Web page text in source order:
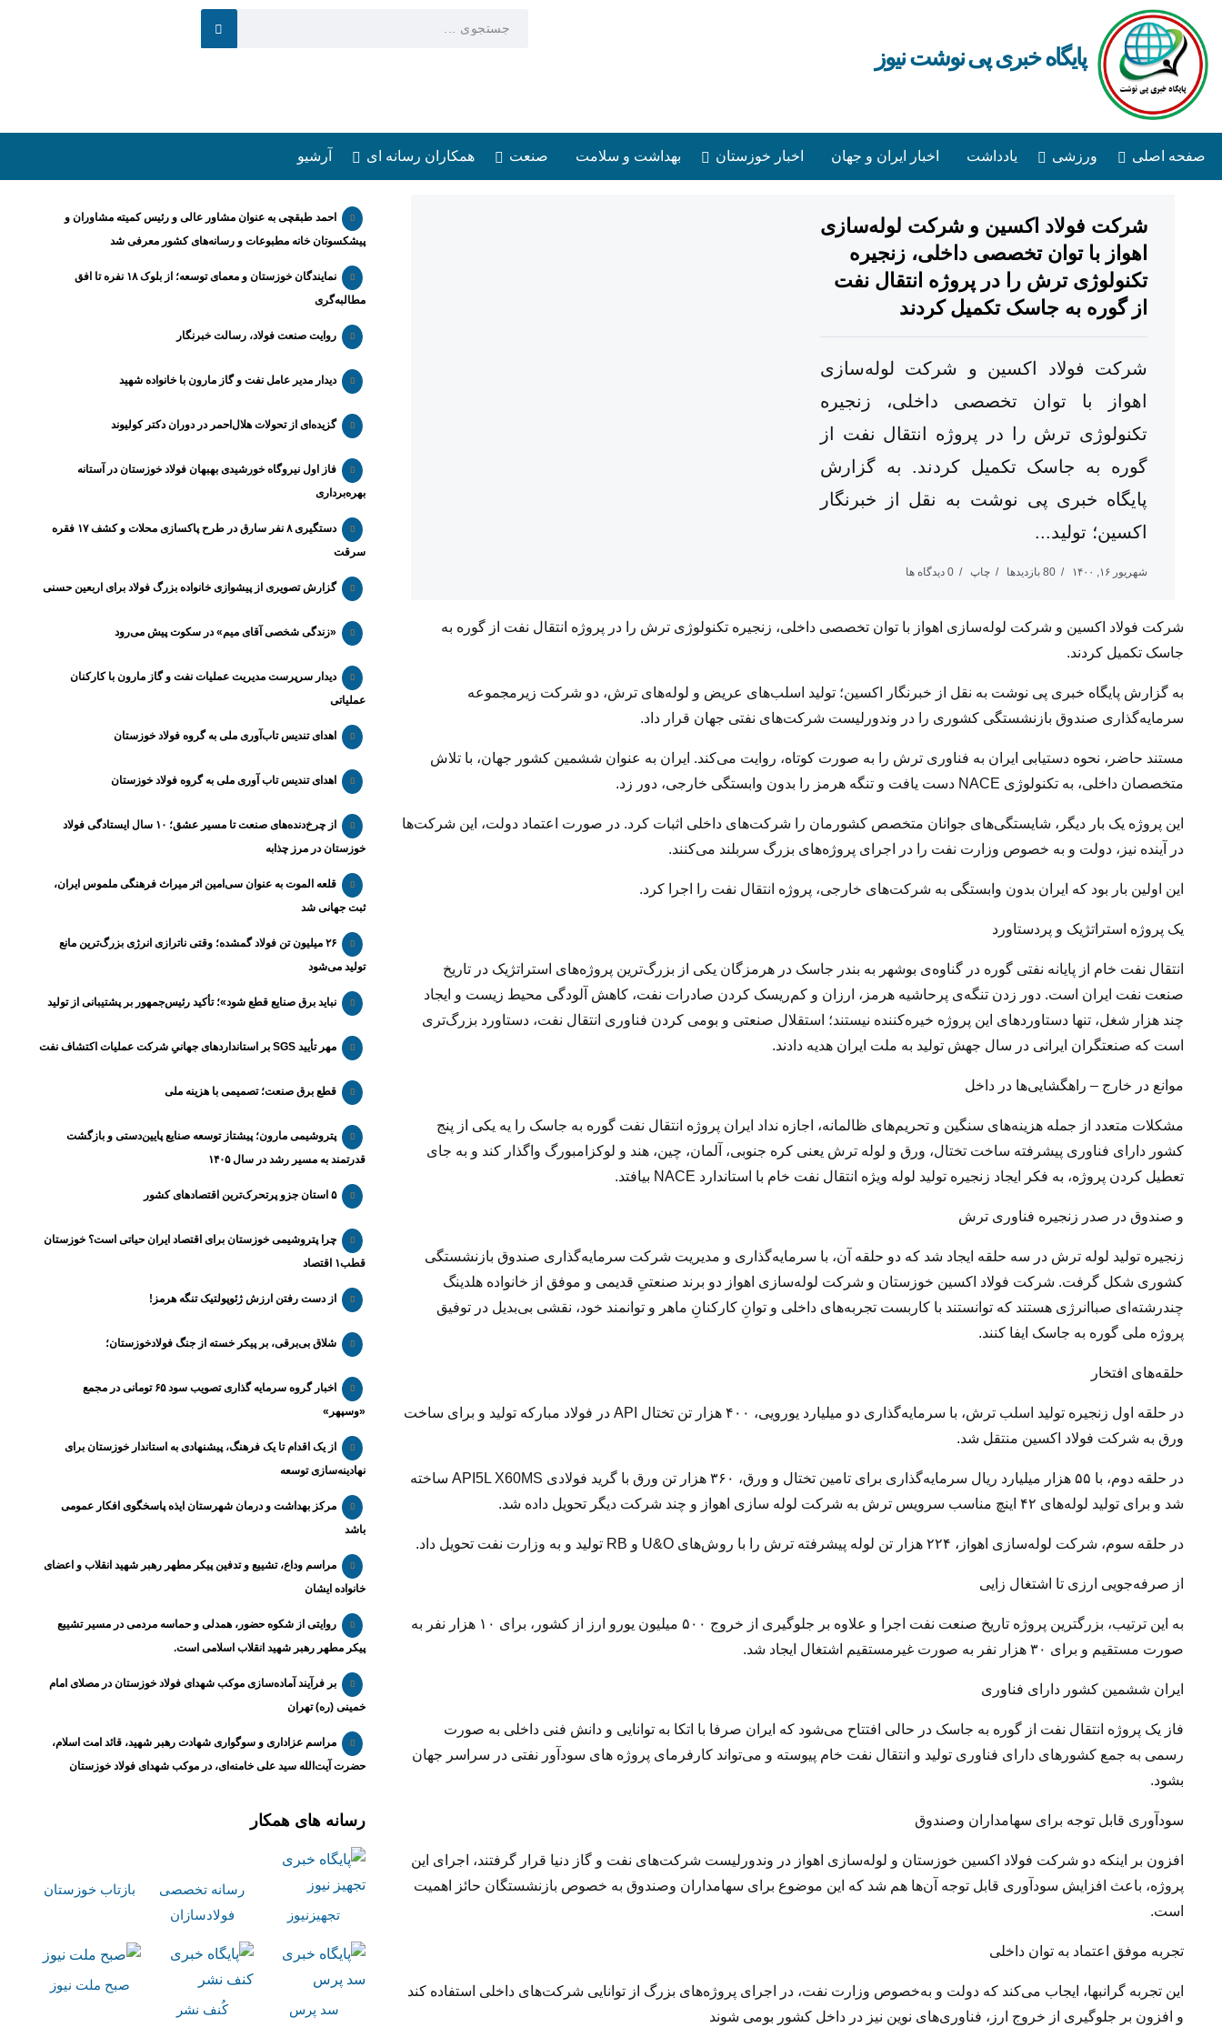
پایگاه خبری پی نوشت نیوز
صفحه اصلی ورزشی یادداشت اخبار ایران و جهان اخبار خوزستان بهداشت و سلامت صنعت همکاران رسانه ای آرشیو
شرکت فولاد اکسین و شرکت لوله‌سازی
اهواز با توان تخصصی داخلی، زنجیره
تکنولوژی ترش را در پروژه انتقال نفت
از گوره به جاسک‌ تکمیل کردند
شرکت فولاد اکسین و شرکت لوله‌سازی
اهواز با توان تخصصی داخلی، زنجیره
تکنولوژی ترش را در پروژه انتقال نفت از
گوره به جاسک‌ تکمیل کردند. به گزارش
پایگاه خبری پی نوشت به نقل از خبرنگار
اکسین؛ تولید...
شهریور ۱۶, ۱۴۰۰ 80 بازدیدها چاپ 0 دیدگاه ها
شرکت فولاد اکسین و شرکت لوله‌سازی اهواز با توان تخصصی داخلی، زنجیره تکنولوژی ترش را در پروژه انتقال نفت از گوره به
جاسک‌ تکمیل کردند.
به گزارش پایگاه خبری پی نوشت به نقل از خبرنگار اکسین؛ تولید اسلب‌های عریض و لوله‌های ترش، دو شرکت زیرمجموعه
سرمایه‌گذاری صندوق بازنشستگی کشوری را در وندورلیست شرکت‌های نفتی جهان قرار داد.
مستند حاضر، نحوه دستیابی ایران به فناوری ترش را به صورت کوتاه، روایت می‌کند. ایران به عنوان ششمین کشور جهان، با تلاش
متخصصان داخلی، به تکنولوژی NACE دست یافت و تنگه هرمز را بدون وابستگی خارجی، دور زد.
این پروژه یک بار دیگر، شایستگی‌های جوانان متخصص کشورمان را شرکت‌های داخلی اثبات کرد. در صورت اعتماد دولت، این شرکت‌ها
در آینده نیز، دولت و به خصوص وزارت نفت را در اجرای پروژه‌های بزرگ سربلند می‌کنند.
این اولین بار بود که ایران بدون وابستگی به شرکت‌های خارجی، پروژه انتقال نفت را اجرا کرد.
یک پروژه استراتژیک و پردستاورد
انتقال نفت خام از پایانه نفتی گوره در گناوه‌ی بوشهر به بندر جاسک در هرمزگان یکی از بزرگ‌ترین پروژه‌های استراتژیک در تاریخ
صنعت نفت ایران است. دور زدن تنگه‌ی پرحاشیه هرمز، ارزان و کم‌ریسک کردن صادرات نفت، کاهش آلودگی محیط زیست و ایجاد
چند هزار شغل، تنها دستاوردهای این پروژه خیره‌کننده نیستند؛ استقلال صنعتی و بومی کردن فناوری انتقال نفت، دستاورد بزرگ‌تری
است که صنعتگران ایرانی در سال جهش تولید به ملت ایران هدیه دادند.
موانع در خارج – راهگشایی‌ها در داخل
مشکلات متعدد از جمله هزینه‌های سنگین و تحریم‌های ظالمانه، اجازه نداد ایران پروژه انتقال نفت گوره به جاسک را یه یکی از پنج
کشور دارای فناوری پیشرفته ساخت تختال، ورق و لوله ترش یعنی کره جنوبی، آلمان، چین، هند و لوکزامبورگ واگذار کند و به جای
تعطیل کردن پروژه، به فکر ایجاد زنجیره تولید لوله ویژه انتقال نفت خام با استاندارد NACE بیافتد.
و صندوق در صدر زنجیره فناوری ترش
زنجیره تولید لوله ترش در سه حلقه ایجاد شد که دو حلقه آن، با سرمایه‌گذاری و مدیریت شرکت سرمایه‌گذاری صندوق بازنشستگی
کشوری شکل گرفت. شرکت فولاد اکسین خوزستان و شرکت لوله‌سازی اهواز دو برند صنعتیِ قدیمی و موفق از خانواده هلدینگ
چندرشته‌ای صباانرژی هستند که توانستند با کاربست تجربه‌های داخلی و توانِ کارکنانِ ماهر و توانمند خود، نقشی بی‌بدیل در توفیق
پروژه ملی گوره به جاسک ایفا کنند.
حلقه‌های افتخار
در حلقه اول زنجیره تولید اسلب ترش، با سرمایه‌گذاری دو میلیارد یورویی، ۴۰۰ هزار تن تختال API در فولاد مبارکه تولید و برای ساخت
ورق به شرکت فولاد اکسین منتقل شد.
در حلقه دوم، با ۵۵ هزار میلیارد ریال سرمایه‌گذاری برای تامین تختال و ورق، ۳۶۰ هزار تن ورق با گرید فولادی API5L X60MS ساخته
شد و برای تولید لوله‌های ۴۲ اینچ مناسب سرویس ترش به شرکت لوله سازی اهواز و چند شرکت دیگر تحویل داده شد.
در حلقه سوم، شرکت لوله‌سازی اهواز، ۲۲۴ هزار تن لوله پیشرفته ترش را با روش‌های U&O و RB تولید و به وزارت نفت تحویل داد.
از صرفه‌جویی ارزی تا اشتغال زایی
به این ترتیب، بزرگترین پروژه تاریخ صنعت نفت اجرا و علاوه بر جلوگیری از خروج ۵۰۰ میلیون یورو ارز از کشور، برای ۱۰ هزار نفر به
صورت مستقیم و برای ۳۰ هزار نفر به صورت غیرمستقیم اشتغال‌ ایجاد شد.
ایران ششمین کشور دارای فناوری
فاز یک پروژه انتقال نفت از گوره به جاسک در حالی افتتاح می‌شود که ایران صرفا با اتکا به توانایی و دانش فنی داخلی به صورت
رسمی به جمع کشورهای دارای فناوری تولید و انتقال نفت خام پیوسته و می‌تواند کارفرمای پروژه های سودآور نفتی در سراسر جهان
بشود.
سودآوری قابل توجه برای سهامداران وصندوق
افزون بر اینکه دو شرکت فولاد اکسین خوزستان و لوله‌سازی اهواز در وندورلیست شرکت‌های نفت و گاز دنیا قرار گرفتند، اجرای این
پروژه، باعث افزایش سودآوری قابل توجه آن‌ها هم شد که این موضوع برای سهامداران وصندوق به خصوص بازنشستگان حائز اهمیت
است.
تجربه‌ موفق اعتماد به توان داخلی
این تجربه گرانبها، ایجاب می‌کند که دولت و به‌خصوص وزارت نفت، در اجرای پروژه‌های بزرگ از توانایی شرکت‌های داخلی استفاده کند
و افزون بر جلوگیری از خروج ارز، فناوری‌های نوین نیز در داخل کشور بومی شوند
احمد طبقچی به عنوان مشاور عالی و رئیس کمیته مشاوران و
پیشکسوتان خانه مطبوعات و رسانه‌های کشور معرفی شد
نمایندگان خوزستان و معمای توسعه؛ از بلوک ۱۸ نفره تا افق
مطالبه‌گری
روایت صنعت فولاد،‌ رسالت خبرنگار
دیدار مدیر عامل نفت و گاز مارون با خانواده شهید
گزیده‌ای از تحولات هلال‌احمر در دوران دکتر کولیوند
فاز اول نیروگاه خورشیدی بهبهان فولاد خوزستان در آستانه
بهره‌برداری
دستگیری ۸ نفر سارق در طرح پاکسازی محلات و کشف ۱۷ فقره
سرقت
گزارش تصویری از پیشوازی خانواده بزرگ فولاد برای اربعین حسنی
«زندگی شخصی آقای میم» در سکوت پیش می‌رود
دیدار سرپرست مدیریت عملیات نفت و گاز مارون با کارکنان
عملیاتی
اهدای تندیس تاب‌آوری ملی به گروه فولاد خوزستان
اهدای تندیس تاب آوری ملی به گروه فولاد خوزستان
از چرخ‌دنده‌های صنعت تا مسیر عشق؛ ۱۰ سال ایستادگی فولاد
خوزستان در مرز چذابه
قلعه الموت به عنوان سی‌امین اثر میراث‌ فرهنگی ملموس ایران،
ثبت جهانی شد
۲۶ میلیون تن فولاد گمشده؛ وقتی ناترازی انرژی بزرگ‌ترین مانع
تولید می‌شود
نباید برق صنایع قطع شود»؛ تأکید رئیس‌جمهور بر پشتیبانی از تولید
مهر تأیید SGS بر استانداردهای جهانیِ شرکت عملیات اکتشاف نفت
قطع برق صنعت؛ تصمیمی با هزینه ملی
پتروشیمی مارون؛ پیشتاز توسعه صنایع پایین‌دستی و بازگشت
قدرتمند به مسیر رشد در سال ۱۴۰۵
۵ استان جزو پرتحرک‌ترین اقتصاد‌های کشور
چرا پتروشیمی خوزستان برای اقتصاد ایران حیاتی است؟ خوزستان
قطب۱ اقتصاد
از دست رفتن ارزش ژئوپولتیک تنگه هرمز!
شلاق‌ بی‌برقی، بر پیکر خسته‌ از جنگ فولادخوزستان؛
اخبار گروه سرمایه گذاری تصویب سود ۶۵ تومانی در مجمع
«وسپهر»
از یک اقدام تا یک فرهنگ، پیشنهادی به استاندار خوزستان برای
نهادینه‌سازی توسعه
مرکز بهداشت و درمان شهرستان ایذه پاسخگوی افکار عمومی
باشد
مراسم وداع، تشییع و تدفین پیکر مطهر رهبر شهید انقلاب و اعضای
خانواده ایشان
روایتی از شکوه حضور، همدلی و حماسه مردمی در مسیر تشییع
پیکر مطهر رهبر شهید انقلاب اسلامی است.
بر فرآیند آماده‌سازی موکب شهدای فولاد خوزستان در مصلای امام
خمینی (ره) تهران
مراسم عزاداری و سوگواری شهادت رهبر شهید، قائد امت اسلام،
حضرت آیت‌الله سید علی خامنه‌ای، در موکب شهدای فولاد خوزستان
رسانه های همکار
تجهیزنیوز
رسانه تخصصی
فولادسازان
بازتاب خوزستان
سد پرس کُنف نشر
صبح ملت نیوز